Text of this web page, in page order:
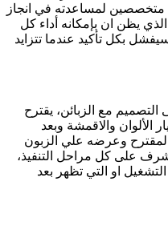
متخصصين لمساعدته في انجاز
يظن ان بإمكانه أداء كل
بكل تأكيد عندما تتزايد
التصميم مع الزبائن، يقترح
الألوان والاقمشة وبعد
وعرضه علي الزبون
على كل مراحل التنفيذ،
التشغيل او التي تظهر بعد